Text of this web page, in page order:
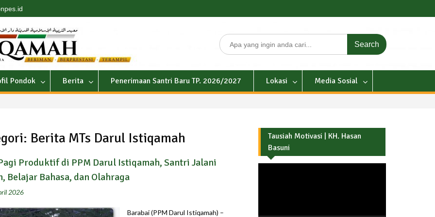
Search
for:
Pondok Berita Penerimaan Santri Baru TP. 2026/2027 Lokasi Media Sosial
Berita MTs Darul Istiqamah
Produktif di PPM Darul Istiqamah, Santri Jalani
Belajar Bahasa, dan Olahraga
2026
Barabai (PPM Darul Istiqamah) –
Tausiah Motivasi | KH. Hasan
Basuni